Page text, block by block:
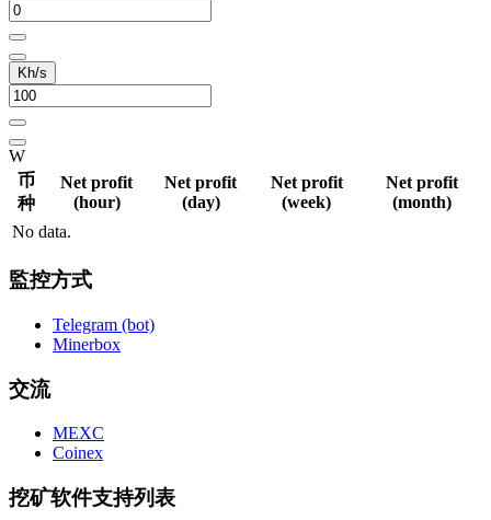
Kh/s
W
币
种
Net profit
(hour)
Net profit
(day)
Net profit
(week)
Net profit
(month)
No data.
監控方式
Telegram (bot)
Minerbox
交流
MEXC
Coinex
挖矿软件支持列表